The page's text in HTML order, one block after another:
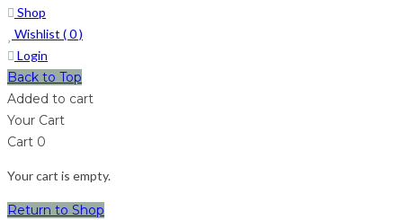
Shop
Wishlist (0)
Login
Back to Top
Added to cart
Your Cart
Cart 0
Your cart is empty.
Return to Shop